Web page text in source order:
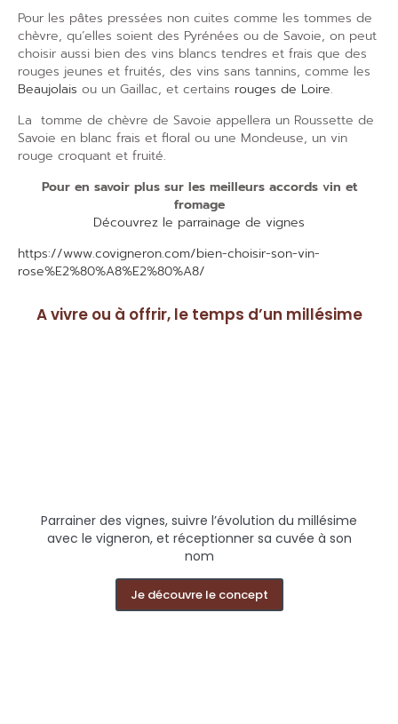
A vivre ou à offrir, le temps d’un millésime
Parrainer des vignes, suivre l’évolution du millésime
avec le vigneron, et réceptionner sa cuvée à son
nom
Je découvre le concept
Pour les pâtes pressées non cuites comme les tommes de
chèvre, qu’elles soient des Pyrénées ou de Savoie, on peut
choisir aussi bien des vins blancs tendres et frais que des
rouges jeunes et fruités, des vins sans tannins, comme les
Beaujolais ou un Gaillac, et certains rouges de Loire.
La tomme de chèvre de Savoie appellera un Roussette de
Savoie en blanc frais et floral ou une Mondeuse, un vin
rouge croquant et fruité.
Pour en savoir plus sur les meilleurs accords vin et
fromage
Découvrez le parrainage de vignes
https://www.covigneron.com/bien-choisir-son-vin-
rose%E2%80%A8%E2%80%A8/